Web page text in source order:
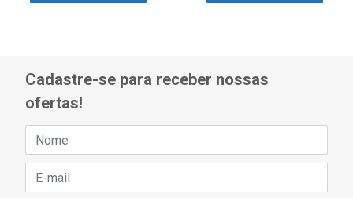
Cadastre-se para receber nossas
ofertas!